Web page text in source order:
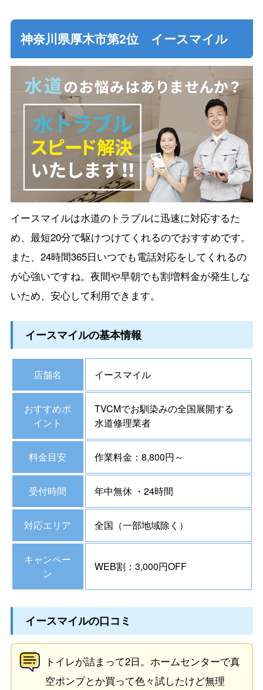
神奈川県厚木市第2位 イースマイル
イースマイルは水道のトラブルに迅速に対応するた
め、最短20分で駆けつけてくれるのでおすすめです。
また、24時間365日いつでも電話対応をしてくれるの
が心強いですね。夜間や早朝でも割増料金が発生しな
いため、安心して利用できます。
イースマイルの基本情報
店舗名 イースマイル
おすすめポ
イント
TVCMでお馴染みの全国展開する
水道修理業者
料金目安 作業料金：8,800円～
受付時間 年中無休 ・24時間
対応エリア 全国（一部地域除く）
キャンペー
ン
WEB割：3,000円OFF
イースマイルの口コミ
トイレが詰まって2日。ホームセンターで真
空ポンプとか買って色々試したけど無理